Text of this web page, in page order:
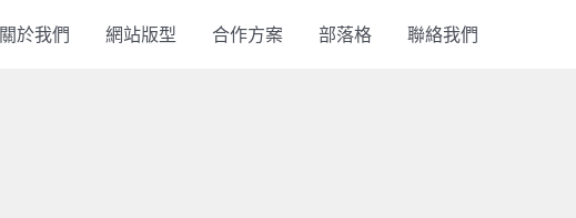
關於我們 網站版型 合作方案 部落格 聯絡我們